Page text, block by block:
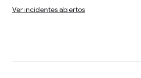
Ver incidentes abiertos